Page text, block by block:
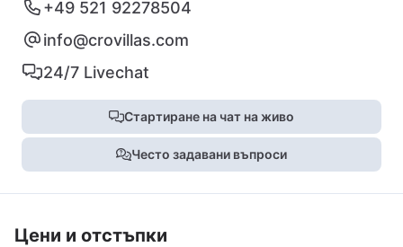
+49 521 92278504
info@crovillas.com
24/7 Livechat
Стартиране на чат на живо
Често задавани въпроси
Цени и отстъпки